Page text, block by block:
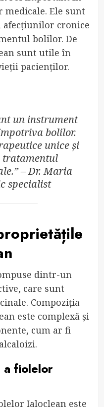
Ele sunt
cronice
bolilor. De
sunt utile în
pacienților.
un instrument
bolilor.
unice și
tratamentul
– Dr. Maria
specialist
dintr-un
care sunt
Compoziția
este complexă și
cum ar fi
a fiolelor
Ialoclean este